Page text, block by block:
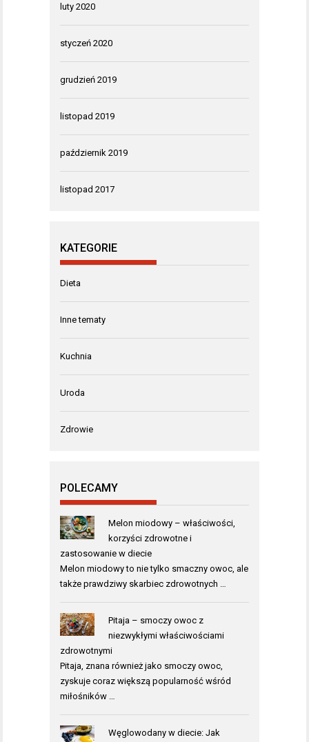
luty 2020
styczeń 2020
grudzień 2019
listopad 2019
październik 2019
listopad 2017
KATEGORIE
Dieta
Inne tematy
Kuchnia
Uroda
Zdrowie
POLECAMY
Melon miodowy – właściwości,
korzyści zdrowotne i
zastosowanie w diecie
Melon miodowy to nie tylko smaczny owoc, ale
także prawdziwy skarbiec zdrowotnych …
Pitaja – smoczy owoc z
niezwykłymi właściwościami
zdrowotnymi
Pitaja, znana również jako smoczy owoc,
zyskuje coraz większą popularność wśród
miłośników …
Węglowodany w diecie: Jak